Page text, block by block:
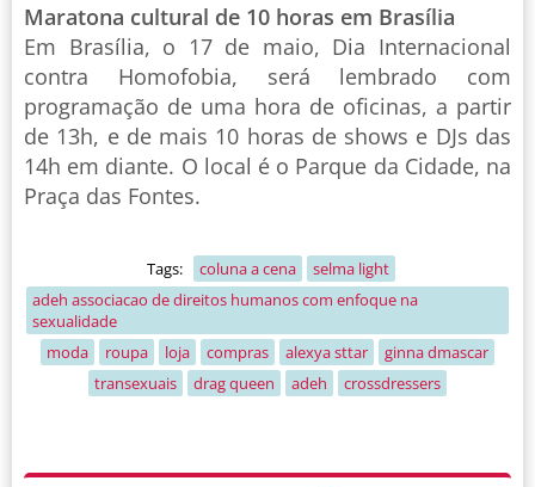
Maratona cultural de 10 horas em Brasília
Em Brasília, o 17 de maio, Dia Internacional
contra Homofobia, será lembrado com
programação de uma hora de oficinas, a partir
de 13h, e de mais 10 horas de shows e DJs das
14h em diante. O local é o Parque da Cidade, na
Praça das Fontes.
Tags: coluna a cena
selma light
adeh associacao de direitos humanos com enfoque na
sexualidade
moda
roupa loja compras alexya sttar
ginna dmascar
transexuais
drag queen adeh crossdressers